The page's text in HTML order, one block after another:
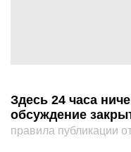
Здесь 24 часа
обсуждение
правила публикации